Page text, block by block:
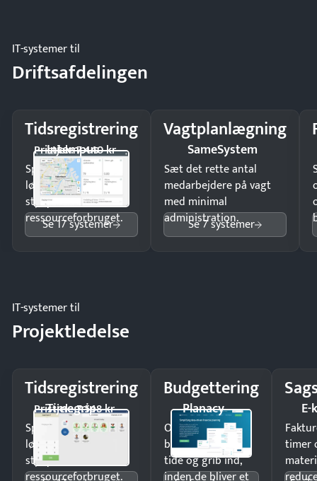
IT-systemer til
Driftsafdelingen
Tidsregistrering
Intempus
Pristjek: 7.440 kr
Spar tid på
lønberegning og få
styr på
ressourceforbruget.
Se 17 systemer
Vagtplanlægning
SameSystem
Sæt det rette antal
medarbejdere på vagt
med minimal
administration.
Se 7 systemer
IT-systemer til
Projektledelse
Tidsregistrering
Timegrip
Pristjek: 7.548 kr
Spar tid på
lønberegning og få
styr på
ressourceforbruget.
Budgettering
Planacy
Opdag
budgetafvigelser i
tide og grib ind,
inden de bliver et
timer